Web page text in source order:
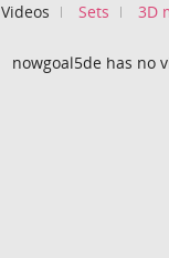
Videos Sets 3D
nowgoal5de has no